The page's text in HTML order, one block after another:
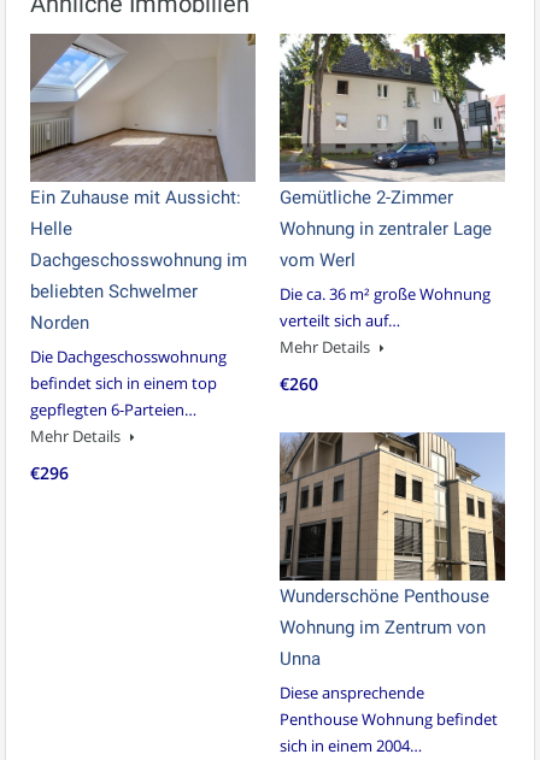
Ein Zuhause mit Aussicht:
Helle
Dachgeschosswohnung im
beliebten Schwelmer
Norden
Die Dachgeschosswohnung
befindet sich in einem top
gepflegten 6-Parteien…
Mehr Details
€296
Gemütliche 2-Zimmer
Wohnung in zentraler Lage
vom Werl
Die ca. 36 m² große Wohnung
verteilt sich auf…
Mehr Details
€260
Wunderschöne Penthouse
Wohnung im Zentrum von
Unna
Diese ansprechende
Penthouse Wohnung befindet
sich in einem 2004…